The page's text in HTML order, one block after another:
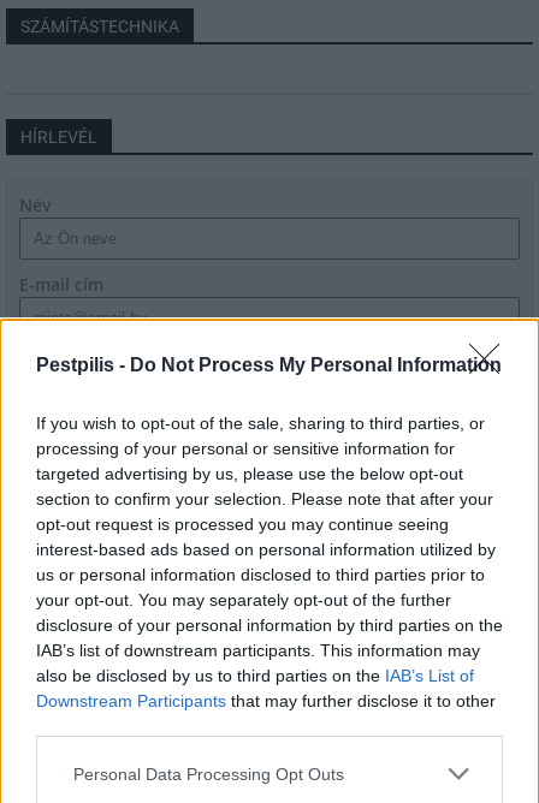
Pestpilis - Do Not Process My Personal Information
If you wish to opt-out of the sale, sharing to third parties, or
processing of your personal or sensitive information for
targeted advertising by us, please use the below opt-out
section to confirm your selection. Please note that after your
opt-out request is processed you may continue seeing
interest-based ads based on personal information utilized by
us or personal information disclosed to third parties prior to
your opt-out. You may separately opt-out of the further
disclosure of your personal information by third parties on the
IAB’s list of downstream participants. This information may
also be disclosed by us to third parties on the IAB’s List of
Downstream Participants that may further disclose it to other
Personal Data Processing Opt Outs
SZÁMÍTÁSTECHNIKA
HÍRLEVÉL
Név
E-mail cím
Feliratkozom a hírlevélre és elfogadom azadatvédelmi
FELIRATKOZÁS
LEGFRISSEBB
Országos
Megérkezett az eső a Duna vízgyűjtőjére
Helyi
Amire többmillióan vártunk: szombattól
másodfokúra csökken a riasztás